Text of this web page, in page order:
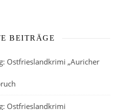
BEITRÄGE
Ostfrieslandkrimi „Auricher
Ostfrieslandkrimi